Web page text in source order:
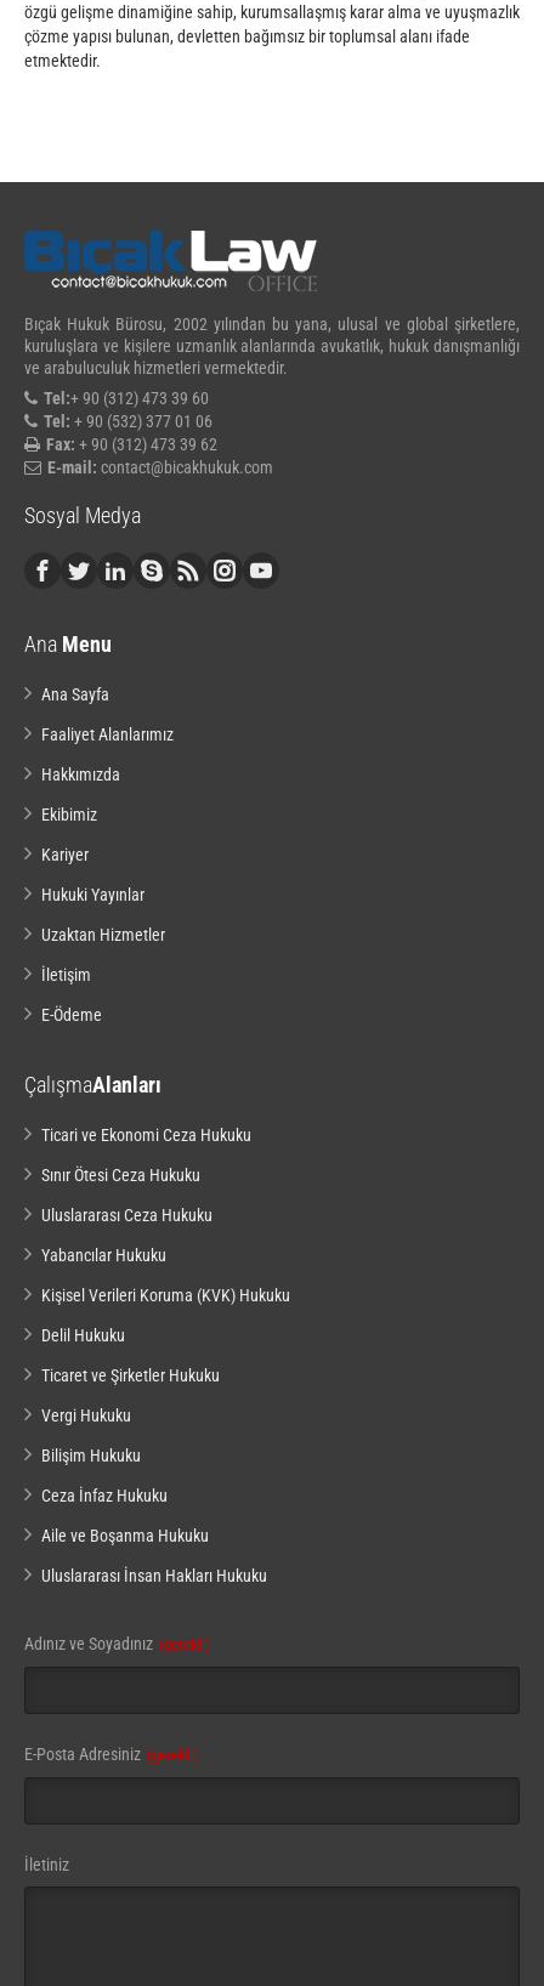
özgü gelişme dinamiğine sahip, kurumsallaşmış karar alma ve uyuşmazlık
çözme yapısı bulunan, devletten bağımsız bir toplumsal alanı ifade
etmektedir.
Bıçak Hukuk Bürosu, 2002 yılından bu yana, ulusal ve global şirketlere,
kuruluşlara ve kişilere uzmanlık alanlarında avukatlık, hukuk danışmanlığı
ve arabuluculuk hizmetleri vermektedir.
Tel:+ 90 (312) 473 39 60
Tel: + 90 (532) 377 01 06
Fax: + 90 (312) 473 39 62
E-mail: contact@bicakhukuk.com
Sosyal Medya
Ana Menu
Ana Sayfa
Faaliyet Alanlarımız
Hakkımızda
Ekibimiz
Kariyer
Hukuki Yayınlar
Uzaktan Hizmetler
İletişim
E-Ödeme
ÇalışmaAlanları
Ticari ve Ekonomi Ceza Hukuku
Sınır Ötesi Ceza Hukuku
Uluslararası Ceza Hukuku
Yabancılar Hukuku
Kişisel Verileri Koruma (KVK) Hukuku
Delil Hukuku
Ticaret ve Şirketler Hukuku
Vergi Hukuku
Bilişim Hukuku
Ceza İnfaz Hukuku
Aile ve Boşanma Hukuku
Uluslararası İnsan Hakları Hukuku
Adınız ve Soyadınız (gerekli)
Website
URL (gerekli)
E-Posta Adresiniz (gerekli)
İletiniz